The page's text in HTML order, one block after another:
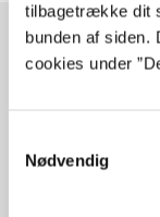
tilbagetrække dit
bunden af siden.
cookies under
Nødvendig